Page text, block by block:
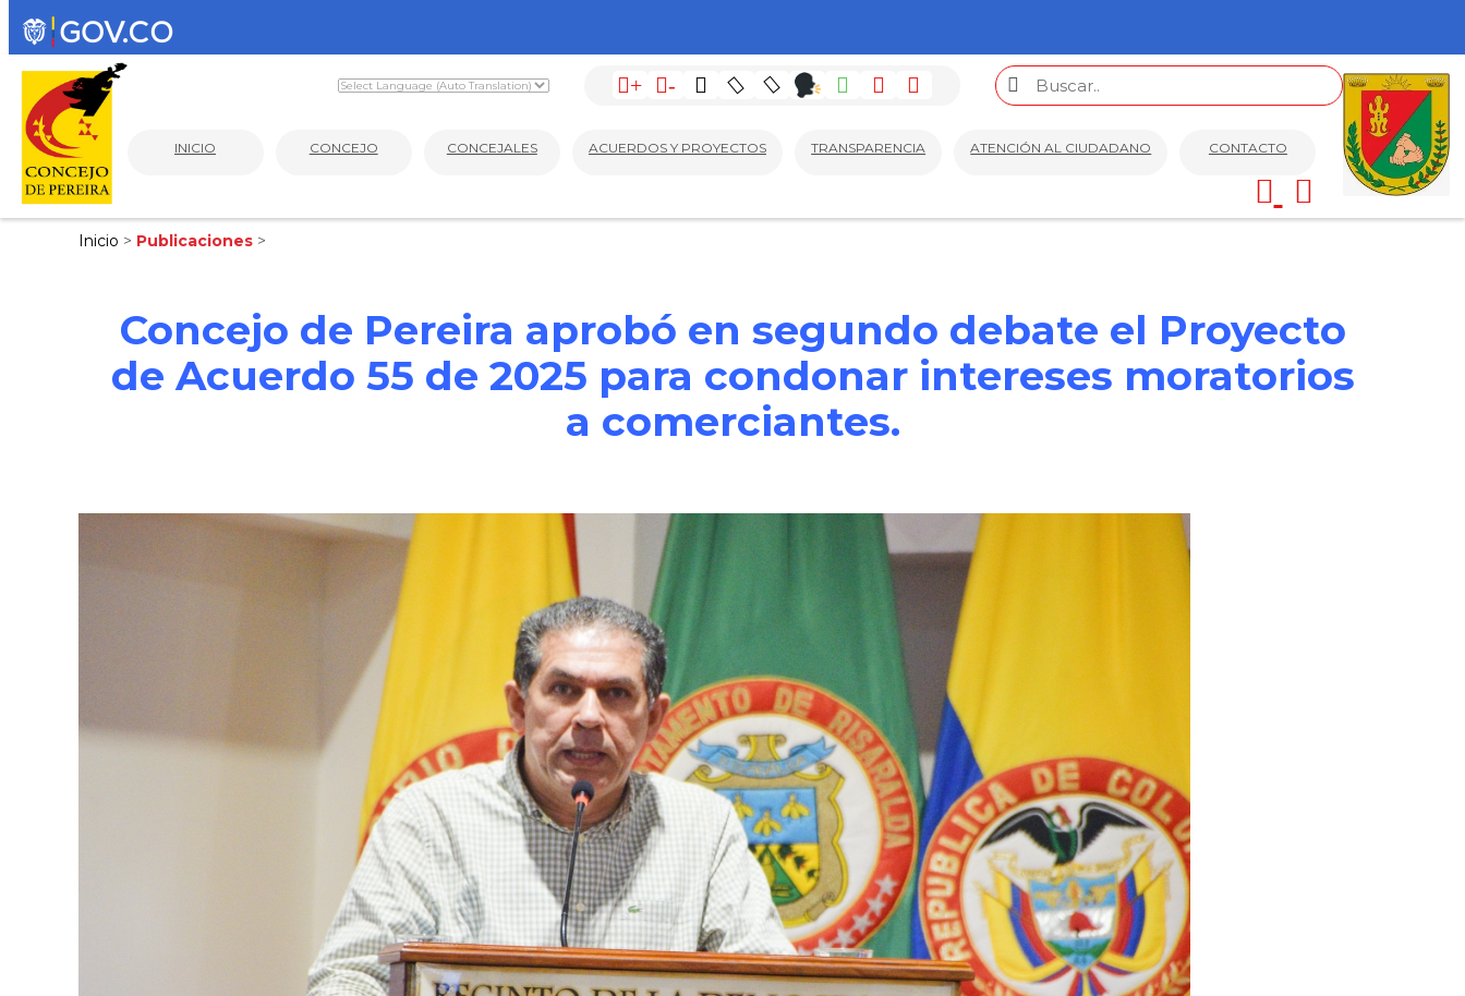
+ -
INICIO CONCEJO CONCEJALES ACUERDOS Y PROYECTOS TRANSPARENCIA ATENCIÓN AL CIUDADANO CONTACTO
Inicio > Publicaciones >
Concejo de Pereira aprobó en segundo debate el Proyecto
de Acuerdo 55 de 2025 para condonar intereses moratorios
a comerciantes.